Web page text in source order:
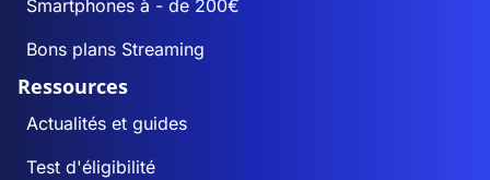
Smartphones à - de 200€
Bons plans Streaming
Ressources
Actualités et guides
Test d'éligibilité